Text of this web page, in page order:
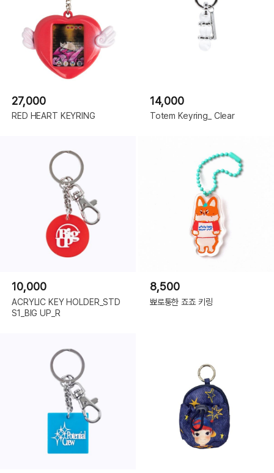
27,000
RED HEART KEYRING
14,000
Totem Keyring_ Clear
10,000
ACRYLIC KEY HOLDER_STD
S1_BIG UP_R
8,500
뾰로퉁한 죠죠 키링